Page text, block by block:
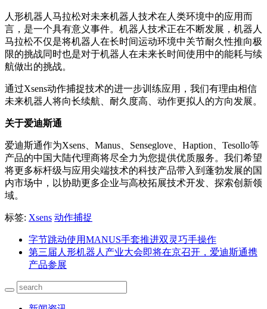
人形机器人马拉松对未来机器人技术在人类环境中的应用而
言，是一个具有意义事件。机器人技术正在不断发展，机器人
马拉松不仅是将机器人在长时间运动环境中关节耐久性推向极
限的挑战同时也是对于机器人在未来长时间使用中的能耗与续
航做出的挑战。
通过Xsens动作捕捉技术的进一步训练应用，我们有理由相信
未来机器人将向长续航、耐久度高、动作更拟人的方向发展。
关于爱迪斯通
爱迪斯通作为Xsens、Manus、Senseglove、Haption、Tesollo等
产品的中国大陆代理商将尽全力为您提供优质服务。我们希望
将更多标杆级与应用尖端技术的科技产品带入到蓬勃发展的国
内市场中，以协助更多企业与高校拓展技术开发、探索创新领
域。
标签: Xsens 动作捕捉
字节跳动使用MANUS手套推进双灵巧手操作
第三届人形机器人产业大会即将在京召开，爱迪斯通携
产品参展